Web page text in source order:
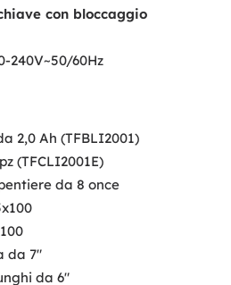
con bloccaggio
240V~50/60Hz
2,0 Ah (TFBLI2001)
(TFCLI2001E)
da 8 once
da 7"
da 6"